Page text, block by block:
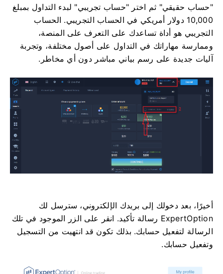
"حساب حقيقي" ثم اختر "حساب تجريبي" لبدء التداول بمبلغ
10,000 دولار أمريكي في الحساب التجريبي. الحساب
التجريبي هو أداة تساعدك على التعرف على المنصة،
وممارسة مهاراتك في التداول على أصول مختلفة، وتجربة
آليات جديدة على رسم بياني مباشر دون أي مخاطر.
أخيرًا، بعد دخولك إلى بريدك الإلكتروني، سترسل لك
ExpertOption رسالة تأكيد. انقر على الزر الموجود في تلك
الرسالة لتفعيل حسابك. بذلك تكون قد انتهيت من التسجيل
وتفعيل حسابك.